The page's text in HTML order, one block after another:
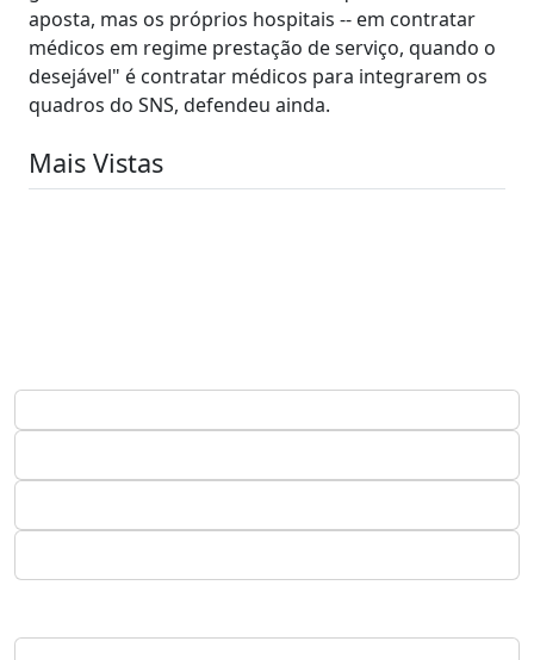
aposta, mas os próprios hospitais -- em contratar
médicos em regime prestação de serviço, quando o
desejável" é contratar médicos para integrarem os
quadros do SNS, defendeu ainda.
Mais Vistas